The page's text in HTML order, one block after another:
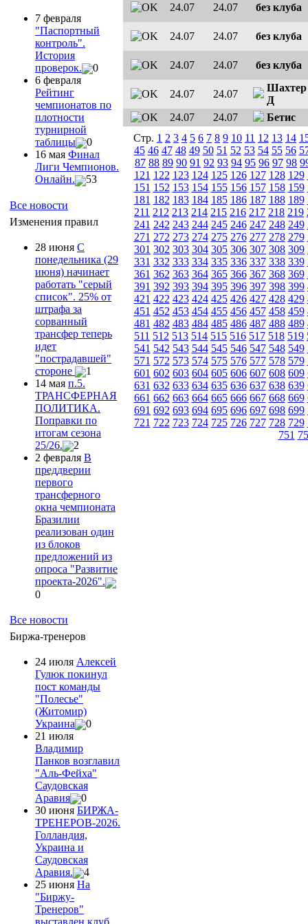
7 февраля
"Паспортный
контроль".
История
проверок.
0
6 февраля
Рейтинг
чемпионатов по
плотности
турнирной
таблицы
0
16 мая Финал
Лиги Чемпионов.
Онлайн.
53
Все новости
Изменения правил
28 июня С
понедельника (29
июня) начинает
работать "серый
список". 25% от
штрафа за
сорванный
трансфер теперь
идет
"пострадавшей"
стороне
1
14 мая п.5.
ТРАНСФЕРНАЯ
ПОЛИТИКА.
Поправки по
итогам сезона
25/26.
2
2 февраля В
преддверии
первого
трансферного
окна чемпионата
Бразилии
реализован один
из блоков
предложений из
опроса "Развитие
проекта-2026".
0
Все новости
Биржа-тренеров
24 июля Алексей
Гулюк покинул
пост команды
"Полесье"
(Житомир)
Украина
0
21 июля
Владимир
Панков возглавил
"Аль-Фейха"
Саудовская
Аравия
0
30 июня БИРЖА-
ТРЕНЕРОВ-2026.
Голландия,
Украина и
Саудовская
Аравия.
4
25 июня На
"Биржу-
Тренеров"
24.07 24.07 без клуба
24.07 24.07 без клуба
24.07 24.07 без клуба
24.07 24.07
Шахтер
Д
24.07
24.07
Бетис
Стр. 1 2 3 4 5 6 7 8 9 10 11 12 13 14
45 46 47 48 49 50 51 52 53 54 55 56
87 88 89 90 91 92 93 94 95 96 97 98
121 122 123 124 125 126 127 128 129
151 152 153 154 155 156 157 158 159
181 182 183 184 185 186 187 188 189
211 212 213 214 215 216 217 218 219
241 242 243 244 245 246 247 248 249
271 272 273 274 275 276 277 278 279
301 302 303 304 305 306 307 308 309
331 332 333 334 335 336 337 338 339
361 362 363 364 365 366 367 368 369
391 392 393 394 395 396 397 398 399
421 422 423 424 425 426 427 428 429
451 452 453 454 455 456 457 458 459
481 482 483 484 485 486 487 488 489
511 512 513 514 515 516 517 518 519
541 542 543 544 545 546 547 548 549
571 572 573 574 575 576 577 578 579
601 602 603 604 605 606 607 608 609
631 632 633 634 635 636 637 638 639
661 662 663 664 665 666 667 668 669
691 692 693 694 695 696 697 698 699
721 722 723 724 725 726 727 728 729
751